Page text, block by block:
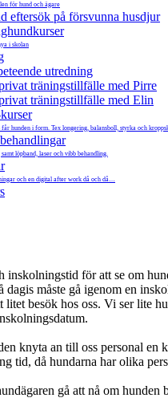
för hund och ägare
eftersök på försvunna husdjur
i skolan
utredning
träningstillfälle med Pirre
träningstillfälle med Elin
hunden i form. Tex longering, balansboll, styrka och
löpband, laser och vibb behandling.
och en digital after work då och då…
för att se om
dagis måste gå igenom en
litet besök hos oss. Vi ser lite
knyta an till oss personal en
tid, då hundarna har olika
gå att nå om hunden